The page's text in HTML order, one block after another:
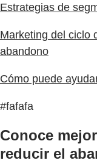
Estrategias de
Marketing del ciclo
abandono
Cómo puede
#fafafa
Conoce
reducir el